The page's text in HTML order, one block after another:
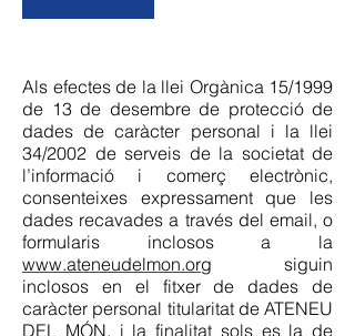
Als efectes de la llei Orgànica 15/1999
de 13 de desembre de protecció de
dades de caràcter personal i la llei
34/2002 de serveis de la societat de
l’informació i comerç electrònic,
consenteixes expressament que les
dades recavades a través del email, o
formularis inclosos a la
www.ateneudelmon.org siguin
inclosos en el fitxer de dades de
caràcter personal titularitat de ATENEU
DEL MÓN, i la finalitat sols es la de